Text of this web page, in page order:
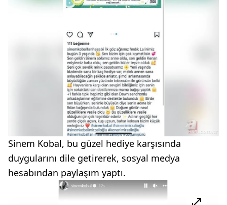
Sinem Kobal, bu güzel hediye karşısında
duygularını dile getirerek, sosyal medya
hesabından paylaşım yaptı.